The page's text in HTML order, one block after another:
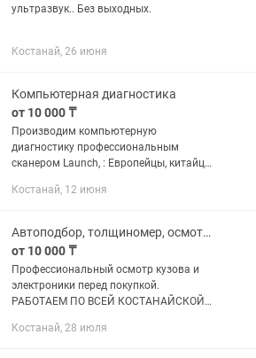
ультразвук.. Без выходных.
Костанай, 26 июня
Компьютерная диагностика
от 10 000 ₸
Производим компьютерную
диагностику профессиональным
сканером Launch, : Европейцы, китайцы
газели,устраняем неисправности ,
Костанай, 12 июня
Автоподбор, толщиномер, осмотр авто, проверка
от 10 000 ₸
Профессиональный осмотр кузова и
электроники перед покупкой.
РАБОТАЕМ ПО ВСЕЙ КОСТАНАЙСКОЙ
включает: - осмотр кузова
Костанай, 28 июля